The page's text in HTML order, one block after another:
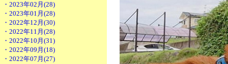
・2023年02月(28)
・2023年01月(28)
・2022年12月(30)
・2022年11月(28)
・2022年10月(31)
・2022年09月(18)
・2022年07月(27)